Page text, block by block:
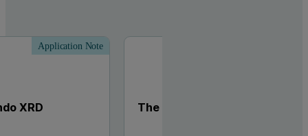
Application Note
XRD The 1Der for crystallography